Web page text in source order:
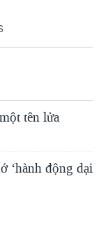
tên lửa
‘hành động dại